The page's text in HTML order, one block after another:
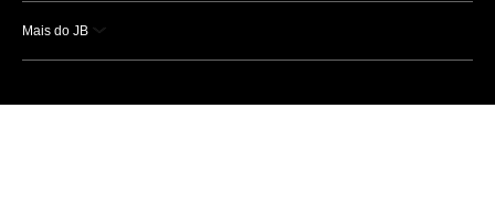
Mais do JB
Esportes